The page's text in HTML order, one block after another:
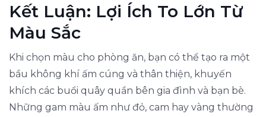
Kết Luận: Lợi Ích To Lớn Từ
Màu Sắc
Khi chọn màu cho phòng ăn, bạn có thể tạo ra một
bầu không khí ấm cúng và thân thiện, khuyến
khích các buổi quây quần bên gia đình và bạn bè.
Những gam màu ấm như đỏ, cam hay vàng thường